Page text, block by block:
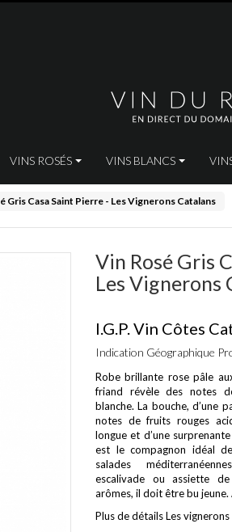
VINS ROSÉS VINS BLANCS
Gris Casa Saint Pierre - Les Vignerons Catalans
Vin Rosé Gris
Les Vignerons
I.G.P. Vin Côtes
Indication Géographique
Robe brillante rose pâle
friand révèle des notes
blanche. La bouche, d’une
notes de fruits rouges
longue et d’une
est le compagnon idéal
salades
escalivade ou assiette
arômes, il doit être bu jeune.
Plus de détailsLes